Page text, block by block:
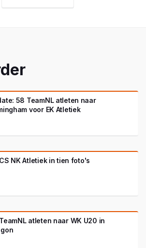
58 TeamNL atleten naar
voor EK Atletiek
NK Atletiek in tien foto's
atleten naar WK U20 in